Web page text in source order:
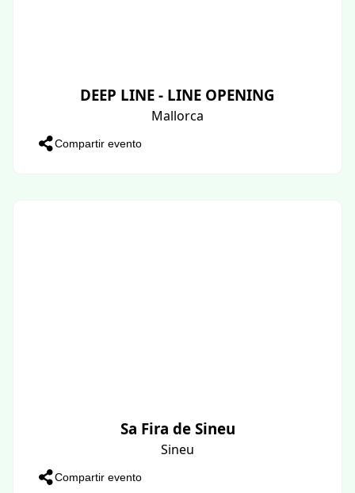
DEEP LINE - LINE OPENING
Mallorca
Compartir evento
Sa Fira de Sineu
Sineu
Compartir evento